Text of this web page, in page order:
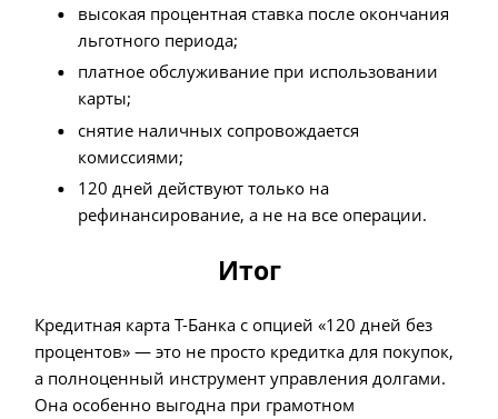
высокая процентная ставка после окончания
льготного периода;
платное обслуживание при использовании
карты;
снятие наличных сопровождается
комиссиями;
120 дней действуют только на
рефинансирование, а не на все операции.
Итог
Кредитная карта Т-Банка с опцией «120 дней без
процентов» — это не просто кредитка для покупок,
а полноценный инструмент управления долгами.
Она особенно выгодна при грамотном